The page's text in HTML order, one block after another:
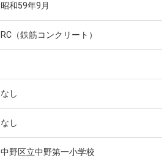
昭和59年9月
RC（鉄筋コンクリート）
なし
なし
中野区立中野第一小学校